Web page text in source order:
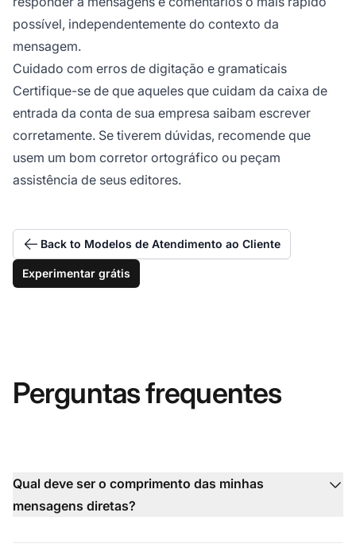
possível, independentemente do contexto da
mensagem.
Cuidado com erros de digitação e gramaticais
Certifique-se de que aqueles que cuidam da caixa de
entrada da conta de sua empresa saibam escrever
corretamente. Se tiverem dúvidas, recomende que
usem um bom corretor ortográfico ou peçam
assistência de seus editores.
Back to Modelos de Atendimento ao Cliente
Experimentar grátis
Perguntas frequentes
Qual deve ser o comprimento das minhas
mensagens diretas?